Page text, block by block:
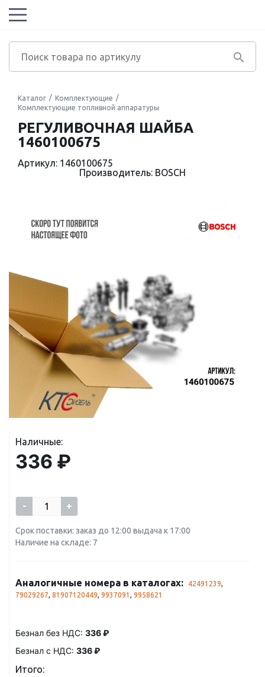
Каталог
Комплектующие
Комплектующие топливной аппаратуры
РЕГУЛИВОЧНАЯ ШАЙБА
1460100675
Артикул: 1460100675
Производитель: BOSCH
Наличные:
336 ₽
- +
Срок поставки: заказ до 12:00 выдача к 17:00
Наличие на складе: 7
Аналогичные номера в каталогах: 42491239,
79029267, 81907120449, 9937091 , 9958621
Безнал без НДС: 336 ₽
Безнал с НДС: 336 ₽
Итого: